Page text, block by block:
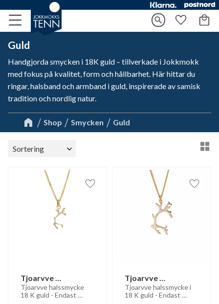
Meny search Favoriter
Guld
Shop Smycken Guld
Handgjorda smycken i 18K guld – tillverkade i Jokkmokk
med fokus på kvalitet, form och hållbarhet. Här hittar du
ringar, halsband och armband i guld, inspirerade av samisk
tradition och nordlig natur.
Tjoarvve
halssmycke 18 K
guld
Tjoarvve halssmycke
18 K guld - Endast
Lägg till i favoriter
Tjoarvve
halssmycke i 18 K
guld
Tjoarvve halssmycke i
18 K guld - Endast
Lägg